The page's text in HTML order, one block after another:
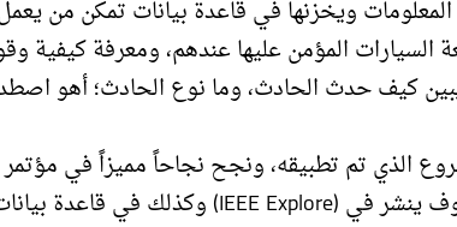
ويخزنها في قاعدة بيانات تمكن من يعمل
السيارات المؤمن عليها عندهم، ومعرفة كيفية
كيف حدث الحادث، وما نوع الحادث؛ أهو
الذي تم تطبيقه، ونجح نجاحاً مميزاً في مؤتمر